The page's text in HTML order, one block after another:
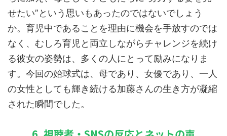
せたい”という思いもあったのではないでしょう
か。育児中であることを理由に機会を手放すのでは
なく、むしろ育児と両立しながらチャレンジを続け
る彼女の姿勢は、多くの人にとって励みになりま
す。今回の始球式は、母であり、女優であり、一人
の女性としても輝き続ける加藤さんの生き方が凝縮
された瞬間でした。